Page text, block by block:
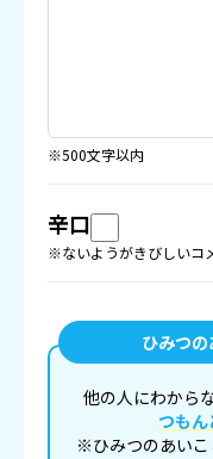
※500文字以内
辛口
※ないようがきびしいコ
ひみつ
他の人にわから
つも
※ひみつのあいこ